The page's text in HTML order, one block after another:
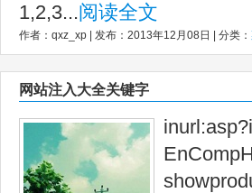
1,2,3...阅读全文
作者：qxz_xp | 发布：2013年12月08日 | 分类：
网站注入大全关键字